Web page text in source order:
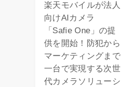
楽天モバイルが法人
向けAIカメラ
「Safie One」の提
供を開始！防犯から
マーケティングまで
一台で実現する次世
代カメラソリューシ